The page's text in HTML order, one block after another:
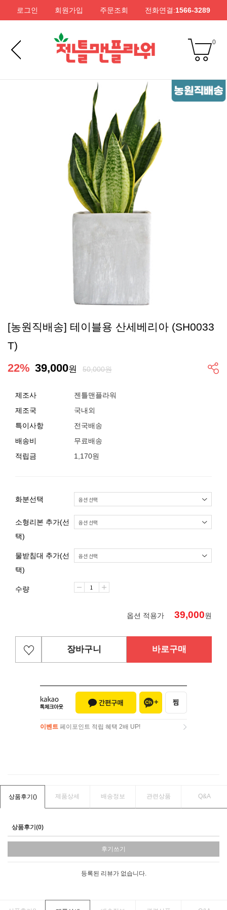
로그인 회원가입 주문조회 전화연결:1566-3289
0
[농원직배송] 테이블용 산세베리아 (SH0033
T)
22% 39,000원 50,000원
제조사
젠틀맨플라워
제조국
국내외
특이사항
전국배송
배송비
무료배송
적립금
1,170원
화분선택
소형리본 추가(선
택)
물받침대 추가(선
택)
수량
옵션 적용가 39,000원
장바구니 바로구매
이벤트 페이포인트 적립 혜택 2배 UP!
상품후기() 제품상세 배송정보 관련상품 Q&A
상품후기(0)
후기쓰기
등록된 리뷰가 없습니다.